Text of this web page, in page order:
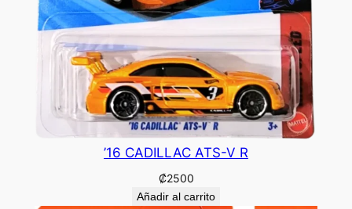
’16 CADILLAC ATS-V R
₡2500
Añadir al carrito